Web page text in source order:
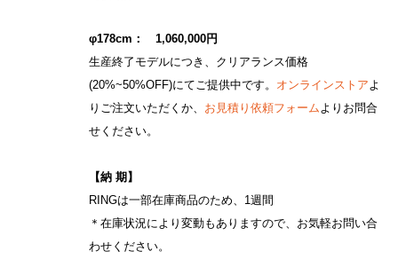
φ178cm： 1,060,000円
生産終了モデルにつき、クリアランス価格
(20%~50%OFF)にてご提供中です。 オンラインストア よ
りご注文いただくか、 お見積り依頼フォーム よりお問合
せください。
【納 期】
RINGは一部在庫商品のため、1週間
＊在庫状況により変動もありますので、お気軽お問い合
わせください。